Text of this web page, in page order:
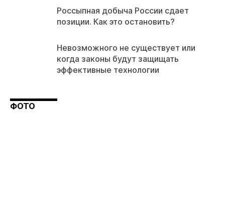
Россыпная добыча России сдает
позиции. Как это остановить?
Невозможного не существует или
когда законы будут защищать
эффективные технологии
ФОТО